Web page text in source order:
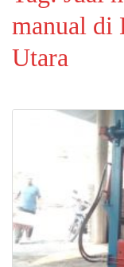
manual di
Utara